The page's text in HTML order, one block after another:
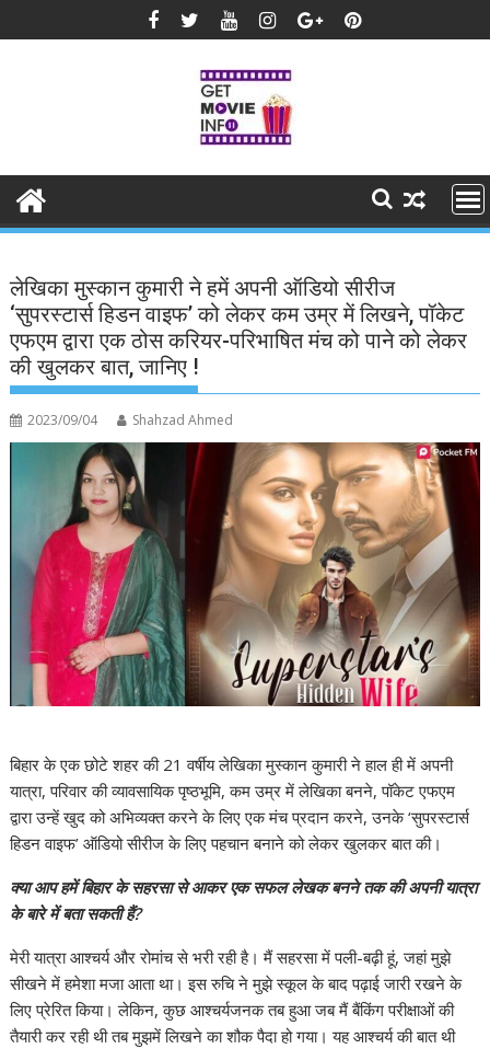
to
लेखिका मुस्कान कुमारी ने हमें अपनी ऑडियो सीरीज
‘सुपरस्टार्स हिडन वाइफ’ को लेकर कम उम्र में लिखने, पॉकेट
एफएम द्वारा एक ठोस करियर-परिभाषित मंच को पाने को लेकर
की खुलकर बात, जानिए !
2023/09/04 Shahzad Ahmed
बिहार के एक छोटे शहर की 21 वर्षीय लेखिका मुस्कान कुमारी ने हाल ही में अपनी
यात्रा, परिवार की व्यावसायिक पृष्ठभूमि, कम उम्र में लेखिका बनने, पॉकेट एफएम
द्वारा उन्हें खुद को अभिव्यक्त करने के लिए एक मंच प्रदान करने, उनके ‘सुपरस्टार्स
हिडन वाइफ’ ऑडियो सीरीज के लिए पहचान बनाने को लेकर खुलकर बात की।
क्या आप हमें बिहार के सहरसा से आकर एक सफल लेखक बनने तक की अपनी यात्रा
के बारे में बता सकती हैं?
मेरी यात्रा आश्चर्य और रोमांच से भरी रही है। मैं सहरसा में पली-बढ़ी हूं, जहां मुझे
सीखने में हमेशा मजा आता था। इस रुचि ने मुझे स्कूल के बाद पढ़ाई जारी रखने के
लिए प्रेरित किया। लेकिन, कुछ आश्चर्यजनक तब हुआ जब मैं बैंकिंग परीक्षाओं की
तैयारी कर रही थी तब मुझमें लिखने का शौक पैदा हो गया। यह आश्चर्य की बात थी